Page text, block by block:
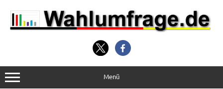
Inhalt
springen
Menü